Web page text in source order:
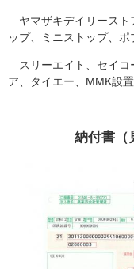
ヤマザキデイリースト
ップ、ミニストップ、ポ
スリーエイト、セイコ
ア、タイエー、MMK設
納付書（